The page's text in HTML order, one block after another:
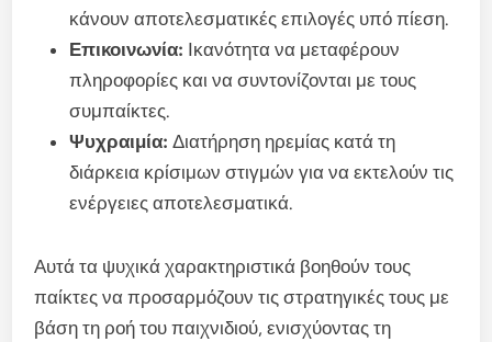
κάνουν αποτελεσματικές επιλογές υπό πίεση.
Επικοινωνία: Ικανότητα να μεταφέρουν
πληροφορίες και να συντονίζονται με τους
συμπαίκτες.
Ψυχραιμία: Διατήρηση ηρεμίας κατά τη
διάρκεια κρίσιμων στιγμών για να εκτελούν τις
ενέργειες αποτελεσματικά.
Αυτά τα ψυχικά χαρακτηριστικά βοηθούν τους
παίκτες να προσαρμόζουν τις στρατηγικές τους με
βάση τη ροή του παιχνιδιού, ενισχύοντας τη